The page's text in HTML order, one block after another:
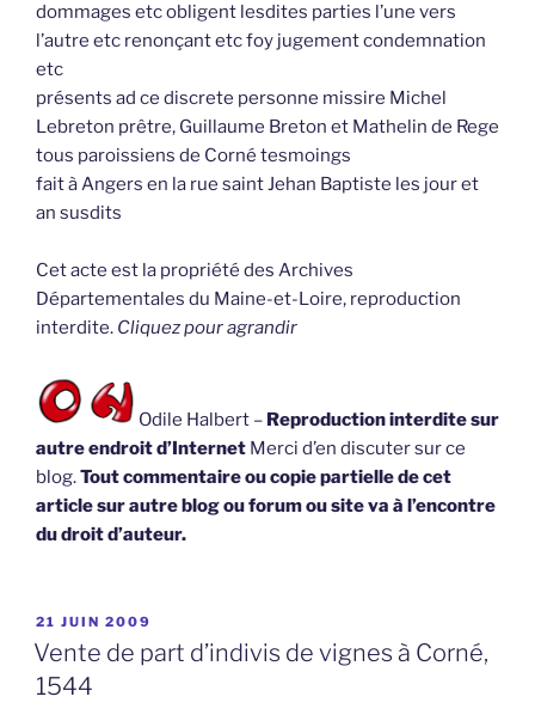
dommages etc obligent lesdites parties l’une vers
l’autre etc renonçant etc foy jugement condemnation
etc
présents ad ce discrete personne missire Michel
Lebreton prêtre, Guillaume Breton et Mathelin de Rege
tous paroissiens de Corné tesmoings
fait à Angers en la rue saint Jehan Baptiste les jour et
an susdits
Cet acte est la propriété des Archives
Départementales du Maine-et-Loire, reproduction
interdite. Cliquez pour agrandir
Odile Halbert – Reproduction interdite sur
autre endroit d’Internet Merci d’en discuter sur ce
blog.Tout commentaire ou copie partielle de cet
article sur autre blog ou forum ou site va à l’encontre
du droit d’auteur.
PUBLIÉ
LE
21 JUIN 2009
Vente de part d’indivis de vignes à Corné,
1544